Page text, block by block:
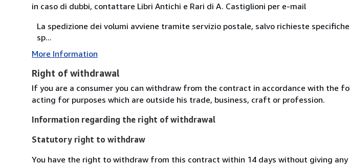
in caso di dubbi, contattare Libri Antichi e Rari di A. Castiglioni per e-mail
La spedizione dei volumi avviene tramite servizio postale, salvo richieste
sp...
More Information
Right of withdrawal
If you are a consumer you can withdraw from the contract in accordance with the
acting for purposes which are outside his trade, business, craft or profession.
Information regarding the right of withdrawal
Statutory right to withdraw
You have the right to withdraw from this contract within 14 days without giving any